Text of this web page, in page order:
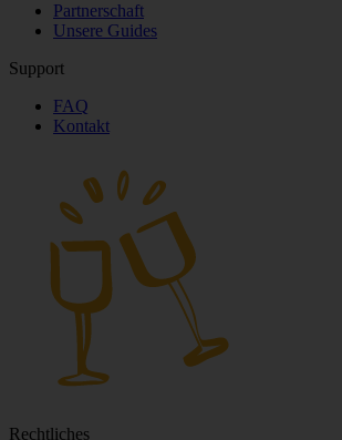
Partnerschaft
Unsere Guides
Support
FAQ
Kontakt
Rechtliches